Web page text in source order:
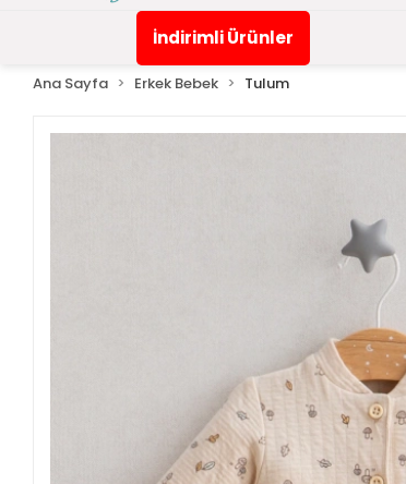
İndirimli Ürünler
Ana Sayfa Erkek Bebek Tulum